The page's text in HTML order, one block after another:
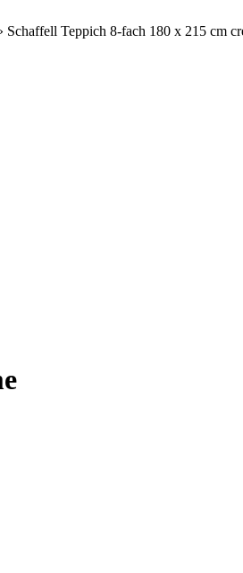
Schaffell Teppich 8-fach 180 x 215 cm